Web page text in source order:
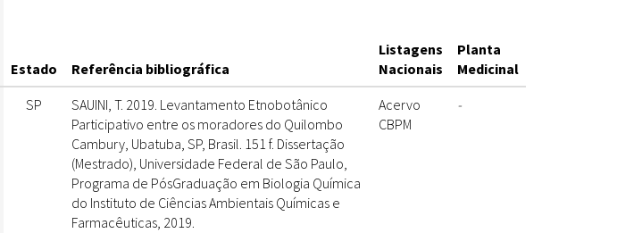
Estado
Referência bibliográfica
Listagens
Nacionais
Planta
Medicinal
SP
SAUINI, T. 2019. Levantamento Etnobotânico
Participativo entre os moradores do Quilombo
Cambury, Ubatuba, SP, Brasil. 151 f. Dissertação
(Mestrado), Universidade Federal de São Paulo,
Programa de PósGraduação em Biologia Química
do Instituto de Ciências Ambientais Químicas e
Farmacêuticas, 2019.
Acervo
CBPM
-